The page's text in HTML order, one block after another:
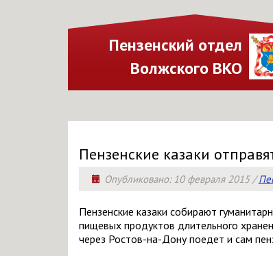
Пензенский отдел
Волжского ВКО
Пензенские казаки
Опубликовано: 10 февраля 2015/
Пензенские казаки собирают
пищевых продуктов длительного
через Ростов-на-Дону поедет и сам